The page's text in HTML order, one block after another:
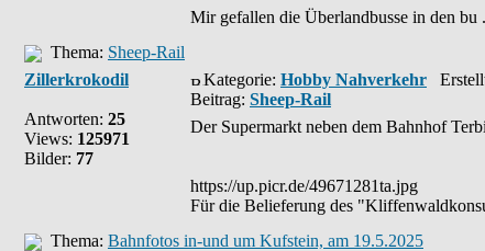
Mir gefallen die Überlandbusse in den bu
Thema: Sheep-Rail
Zillerkrokodil
Antworten: 25
Views: 125971
Bilder: 77
Kategorie: Hobby Nahverkehr
Beitrag: Sheep-Rail
Der Supermarkt neben dem Bahnhof
https://up.picr.de/49671281ta.jpg
Für die Belieferung des
Thema: Bahnfotos in-und um Kufstein, am 19.5.2025